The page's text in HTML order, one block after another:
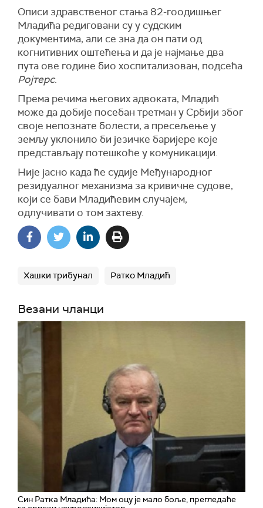
Описи здравственог стања 82-гоодишњег
Младића редиговани су у судским
документима, али се зна да он пати од
когнитивних оштећења и да је најмање два
пута ове године био хоспитализован, подсећа
Ројтерс.
Према речима његових адвоката, Младић
може да добије посебан третман у Србији због
своје непознате болести, а пресељење у
земљу уклонило би језичке баријере које
представљају потешкоће у комуникацији.
Није јасно када ће судије Међународног
резидуалног механизма за кривичне судове,
који се бави Младићевим случајем,
одлучивати о том захтеву.
Хашки трибунал Ратко Младић
Везани чланци
Син Ратка Младића: Мом оцу је мало боље, прегледаће